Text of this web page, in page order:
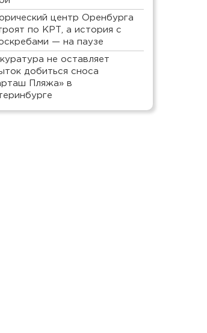
центр Оренбурга
по КРТ, а история с
— на паузе
не оставляет
добиться сноса
Пляжа» в